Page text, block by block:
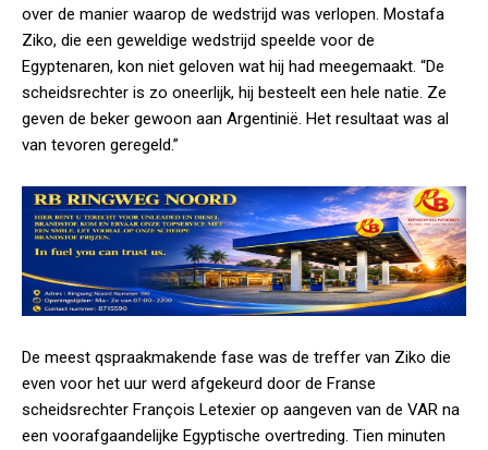
over de manier waarop de wedstrijd was verlopen. Mostafa
Ziko, die een geweldige wedstrijd speelde voor de
Egyptenaren, kon niet geloven wat hij had meegemaakt. “De
scheidsrechter is zo oneerlijk, hij besteelt een hele natie. Ze
geven de beker gewoon aan Argentinië. Het resultaat was al
van tevoren geregeld.”
De meest qspraakmakende fase was de treffer van Ziko die
even voor het uur werd afgekeurd door de Franse
scheidsrechter François Letexier op aangeven van de VAR na
een voorafgaandelijke Egyptische overtreding. Tien minuten